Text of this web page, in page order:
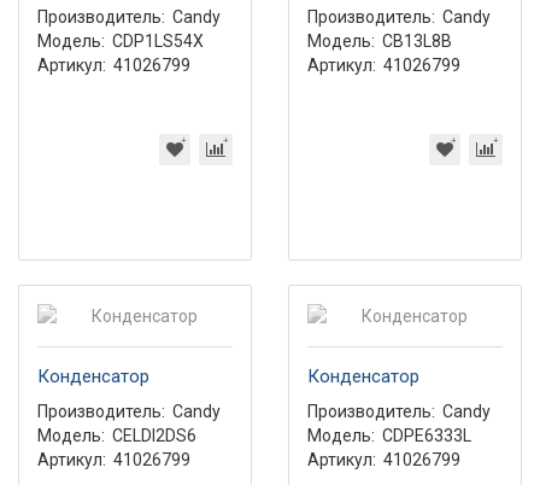
Производитель: Candy
Модель: CDP1LS54X
Артикул: 41026799
Производитель: Candy
Модель: CB13L8B
Артикул: 41026799
Конденсатор
Производитель: Candy
Модель: CELDI2DS6
Артикул: 41026799
Конденсатор
Производитель: Candy
Модель: CDPE6333L
Артикул: 41026799